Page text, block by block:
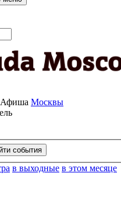
Афиша Москвы
в выходные в этом месяце